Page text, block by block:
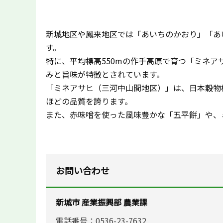
新城地区や鳳来地区では「あいちのかおり」「
す。
特に、平均標高550mの作手高原で育つ「ミネ
みと旨味が特徴とされています。
「ミネアサヒ（三河中山間地区）」は、日本穀
ほどの品質を誇ります。
また、赤味噌を使った風味豊かな「五平餅」や
お問い合わせ
新城市 産業振興部 農業課
電話番号：0536-23-7632